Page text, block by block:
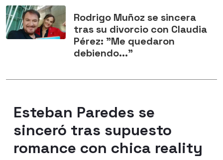
Rodrigo Muñoz se sincera
tras su divorcio con Claudia
Pérez: "Me quedaron
debiendo..."
Esteban Paredes se
sinceró tras supuesto
romance con chica reality